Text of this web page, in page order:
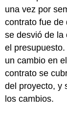
una vez por
contrato fue de
se desvió de la
el
un cambio en
contrato se
del proyecto, y
los cambios.